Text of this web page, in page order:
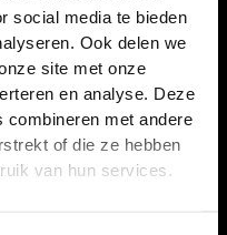
social media te bieden
Ook delen we
site met onze
en analyse. Deze
combineren met andere
of die ze hebben
van hun services.
ervaring, waarbij ze in
en ze in hun
Deze geavanceerde
vanuit alle hoeken